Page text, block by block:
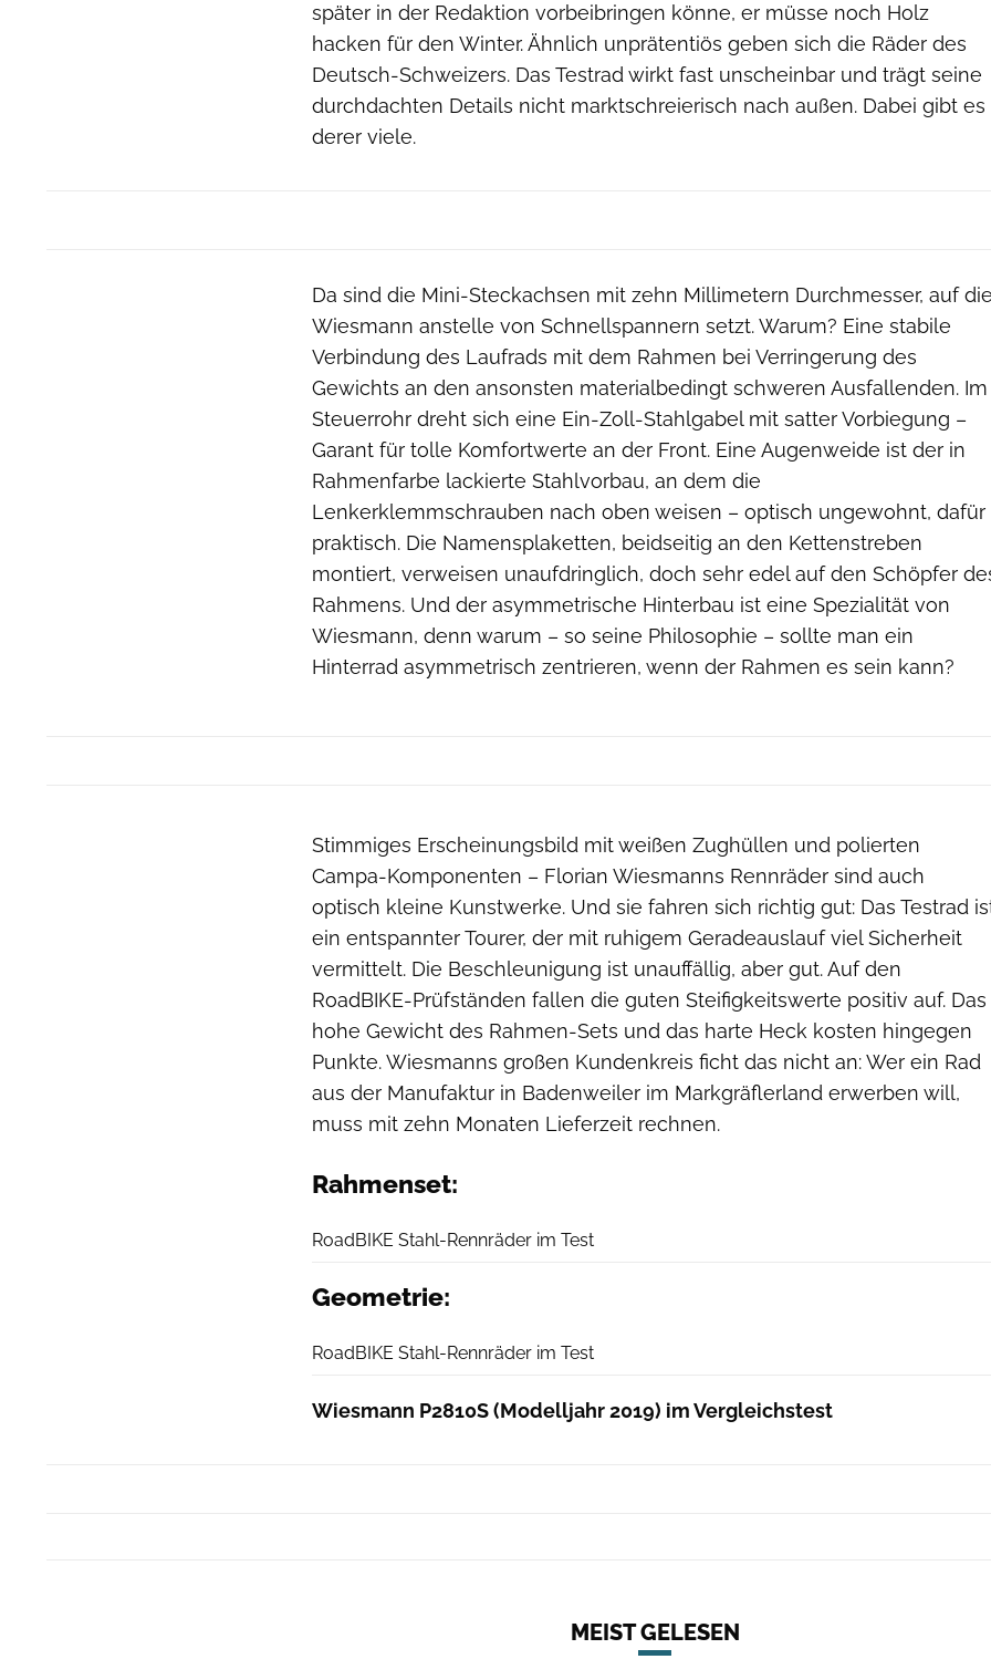
später in der Redaktion vorbeibringen könne, er müsse noch Holz
hacken für den Winter. Ähnlich unprätentiös geben sich die Räder des
Deutsch-Schweizers. Das Testrad wirkt fast unscheinbar und trägt seine
durchdachten Details nicht marktschreierisch nach außen. Dabei gibt es
derer viele.
Da sind die Mini-Steckachsen mit zehn Millimetern Durchmesser, auf
Wiesmann anstelle von Schnellspannern setzt. Warum? Eine stabile
Verbindung des Laufrads mit dem Rahmen bei Verringerung des
Gewichts an den ansonsten materialbedingt schweren Ausfallenden. Im
Steuerrohr dreht sich eine Ein-Zoll-Stahlgabel mit satter Vorbiegung –
Garant für tolle Komfortwerte an der Front. Eine Augenweide ist der in
Rahmenfarbe lackierte Stahlvorbau, an dem die
Lenkerklemmschrauben nach oben weisen – optisch ungewohnt, dafür
praktisch. Die Namensplaketten, beidseitig an den Kettenstreben
montiert, verweisen unaufdringlich, doch sehr edel auf den Schöpfer
Rahmens. Und der asymmetrische Hinterbau ist eine Spezialität von
Wiesmann, denn warum – so seine Philosophie – sollte man ein
Hinterrad asymmetrisch zentrieren, wenn der Rahmen es sein kann?
Stimmiges Erscheinungsbild mit weißen Zughüllen und polierten
Campa-Komponenten – Florian Wiesmanns Rennräder sind auch
optisch kleine Kunstwerke. Und sie fahren sich richtig gut: Das Testrad
ein entspannter Tourer, der mit ruhigem Geradeauslauf viel Sicherheit
vermittelt. Die Beschleunigung ist unauffällig, aber gut. Auf den
RoadBIKE-Prüfständen fallen die guten Steifigkeitswerte positiv auf. Das
hohe Gewicht des Rahmen-Sets und das harte Heck kosten hingegen
Punkte. Wiesmanns großen Kundenkreis ficht das nicht an: Wer ein Rad
aus der Manufaktur in Badenweiler im Markgräflerland erwerben will,
muss mit zehn Monaten Lieferzeit rechnen.
Rahmenset:
RoadBIKE Stahl-Rennräder im Test
Geometrie:
RoadBIKE Stahl-Rennräder im Test
Wiesmann P2810S (Modelljahr 2019) im Vergleichstest
MEIST GELESEN